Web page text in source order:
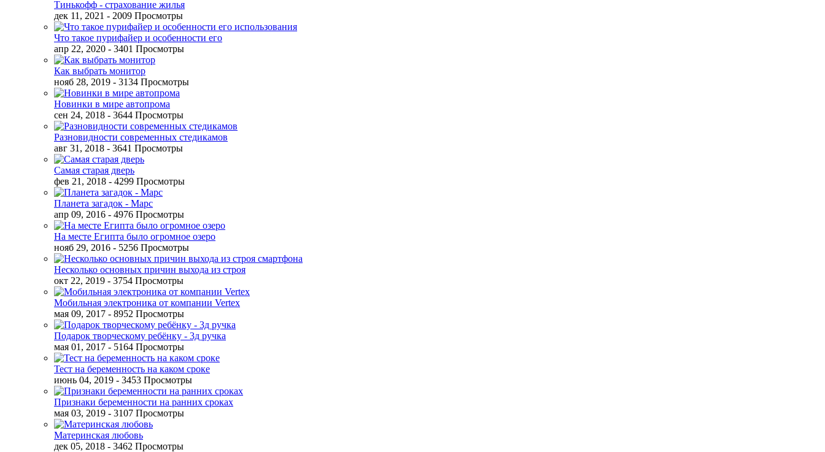
Тинькофф - страхование жилья
дек 11, 2021 - 2009 Просмотры
Что такое пурифайер и особенности его
апр 22, 2020 - 3401 Просмотры
Как выбрать монитор
нояб 28, 2019 - 3134 Просмотры
Новинки в мире автопрома
сен 24, 2018 - 3644 Просмотры
Разновидности современных стедикамов
авг 31, 2018 - 3641 Просмотры
Самая старая дверь
фев 21, 2018 - 4299 Просмотры
Планета загадок - Марс
апр 09, 2016 - 4976 Просмотры
На месте Египта было огромное озеро
нояб 29, 2016 - 5256 Просмотры
Несколько основных причин выхода из строя
окт 22, 2019 - 3754 Просмотры
Мобильная электроника от компании Vertex
мая 09, 2017 - 8952 Просмотры
Подарок творческому ребёнку - 3д ручка
мая 01, 2017 - 5164 Просмотры
Тест на беременность на каком сроке
июнь 04, 2019 - 3453 Просмотры
Признаки беременности на ранних сроках
мая 03, 2019 - 3107 Просмотры
Материнская любовь
дек 05, 2018 - 3462 Просмотры